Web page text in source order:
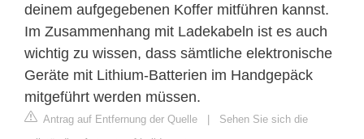
deinem aufgegebenen Koffer mitführen kannst.
Im Zusammenhang mit Ladekabeln ist es auch
wichtig zu wissen, dass sämtliche elektronische
Geräte mit Lithium-Batterien im Handgepäck
mitgeführt werden müssen.
Antrag auf Entfernung der Quelle | Sehen Sie sich die